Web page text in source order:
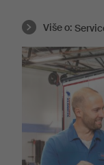
Više o: